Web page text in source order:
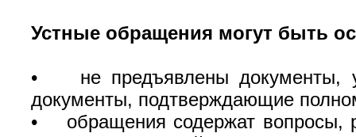
Устные обращения могут быть
• не предъявлены документы,
документы, подтверждающие
• обращения содержат вопросы,